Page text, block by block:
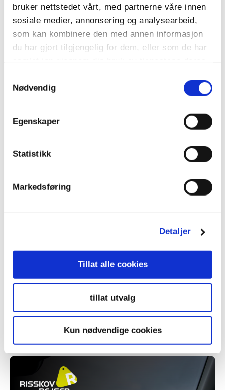
bruker nettstedet vårt, med partnerne våre innen
sosiale medier, annonsering og analysearbeid,
som kan kombinere den med annen informasjon
du har gjort tilgjengelig for dem, eller som de har
samlet inn gjennom din bruk av tjenestene deres.
Nødvendig
Egenskaper
Statistikk
Markedsføring
Detaljer
Tillat alle cookies
tillat utvalg
Kun nødvendige cookies
LES MER
470,-
Personlig veihjelp i Norge og EU som gjelder
LES MER
KNA-medlemmer får rabatt på utvalgte
kontrolltjenetester hos Viking Kontroll.